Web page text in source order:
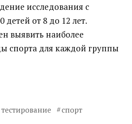
исследования с
детей от 8 до 12 лет.
выявить наиболее
спорта для каждой группы
спорт